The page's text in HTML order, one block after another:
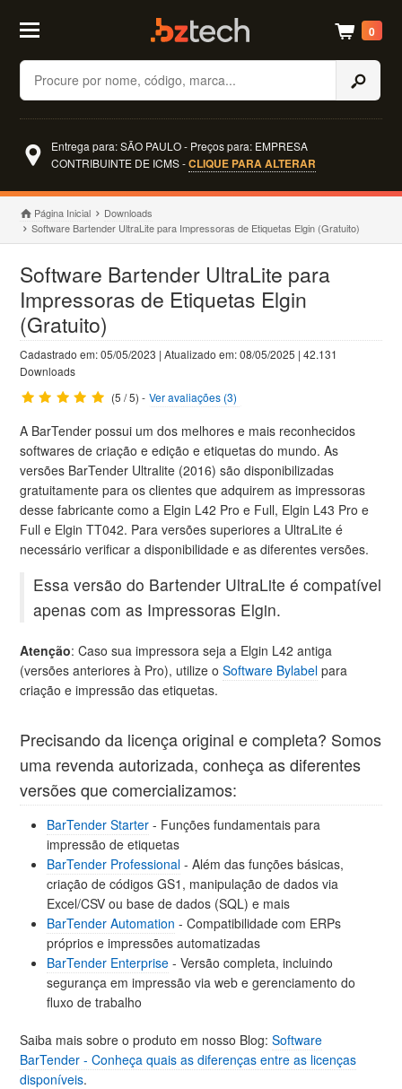
Buscar
0
Entrega para: SÃO PAULO - Preços para: EMPRESA
CONTRIBUINTE DE ICMS -CLIQUE PARA ALTERAR
Página Inicial
Downloads
Software Bartender UltraLite para Impressoras de Etiquetas Elgin (Gratuito)
Software Bartender UltraLite para
Impressoras de Etiquetas Elgin
(Gratuito)
Cadastrado em: 05/05/2023 | Atualizado em: 08/05/2025 | 42.131
Downloads
(5 / 5) - Ver avaliações (3)
A BarTender possui um dos melhores e mais reconhecidos
softwares de criação e edição e etiquetas do mundo. As
versões BarTender Ultralite (2016) são disponibilizadas
gratuitamente para os clientes que adquirem as impressoras
desse fabricante como a Elgin L42 Pro e Full, Elgin L43 Pro e
Full e Elgin TT042. Para versões superiores a UltraLite é
necessário verificar a disponibilidade e as diferentes versões.
Essa versão do Bartender UltraLite é compatível
apenas com as Impressoras Elgin.
Atenção: Caso sua impressora seja a Elgin L42 antiga
(versões anteriores à Pro), utilize oSoftware Bylabel para
criação e impressão das etiquetas.
Precisando da licença original e completa? Somos
uma revenda autorizada, conheça as diferentes
versões que comercializamos:
BarTender Starter - Funções fundamentais para
impressão de etiquetas
BarTender Professional - Além das funções básicas,
criação de códigos GS1, manipulação de dados via
Excel/CSV ou base de dados (SQL) e mais
BarTender Automation - Compatibilidade com ERPs
próprios e impressões automatizadas
BarTender Enterprise - Versão completa, incluindo
segurança em impressão via web e gerenciamento do
fluxo de trabalho
Saiba mais sobre o produto em nosso Blog: Software
BarTender - Conheça quais as diferenças entre as licenças
disponíveis.